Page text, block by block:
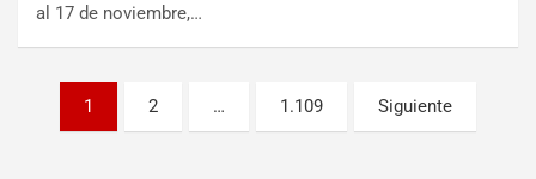
al 17 de noviembre,…
1 2 … 1.109 Siguiente